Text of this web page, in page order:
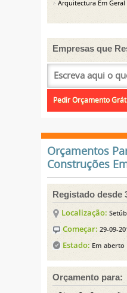
Arquitectura Em Geral
Empresas que
Orçamentos
Construções
Registado desde
Localização:
Começar: 29-09-
Estado: Em aberto
Orçamento para: